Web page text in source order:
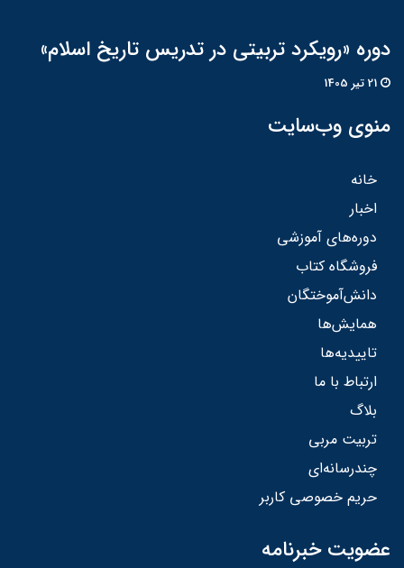
دوره «رویکرد تربیتی در تدریس تاریخ اسلام»
منوی وب‌سایت
خانه
اخبار
دوره‌های آموزشی
فروشگاه کتاب
دانش‌آموختگان
همایش‌ها
تاییدیه‌ها
ارتباط با ما
بلاگ
تربیت مربی
چندرسانه‌ای
حریم خصوصی کاربر
عضویت خبرنامه